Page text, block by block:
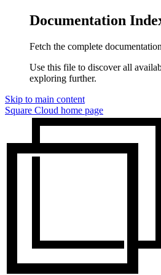
Documentation
Fetch the complete
Use this file to discover all
exploring further.
Skip to main content
Square Cloud home page